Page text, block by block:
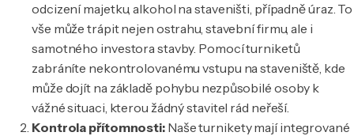
odcizení majetku, alkohol na staveništi, případně úraz. To
vše může trápit nejen ostrahu, stavební firmu, ale i
samotného investora stavby. Pomocí turniketů
zabráníte nekontrolovanému vstupu na staveniště, kde
může dojít na základě pohybu nezpůsobilé osoby k
vážné situaci, kterou žádný stavitel rád neřeší.
Kontrola přítomnosti: Naše turnikety mají integrované